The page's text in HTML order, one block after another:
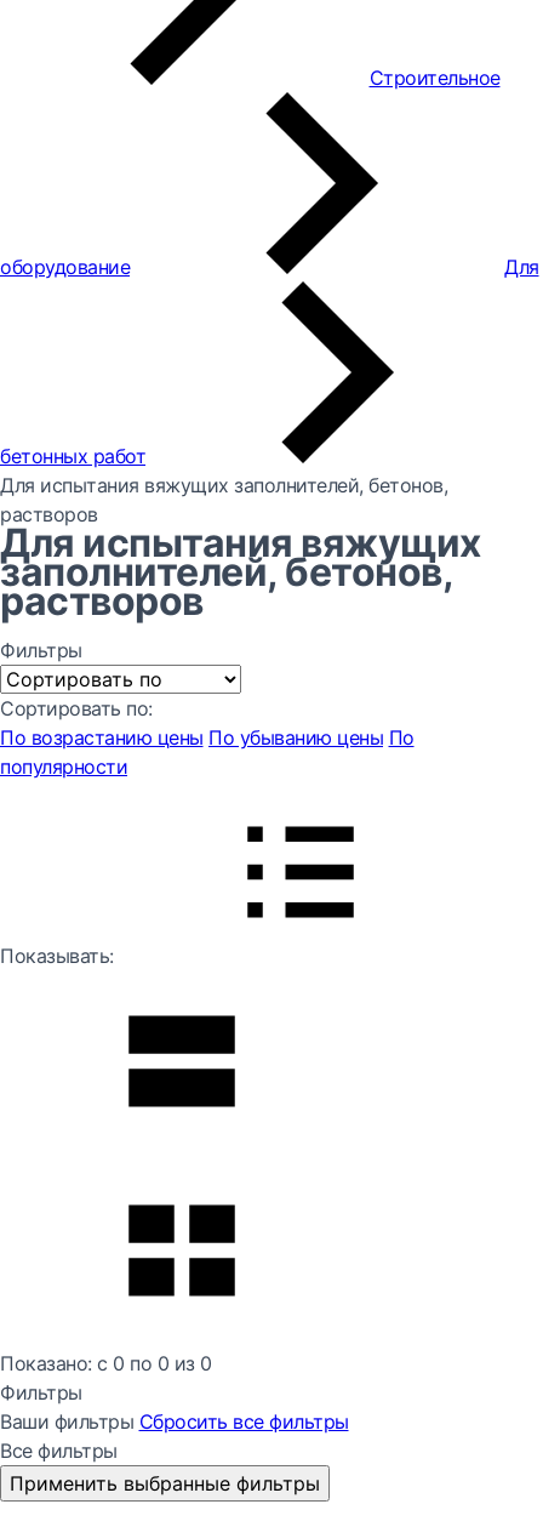
Строительное
оборудование Для
бетонных работ
Для испытания вяжущих заполнителей, бетонов,
растворов
Для испытания вяжущих
заполнителей, бетонов,
растворов
Фильтры
Сортировать по:
По возрастанию цены По убыванию цены По
популярности
Показывать:
Показано: с 0 по 0 из 0
Фильтры
Ваши фильтры Сбросить все фильтры
Все фильтры
Применить выбранные фильтры